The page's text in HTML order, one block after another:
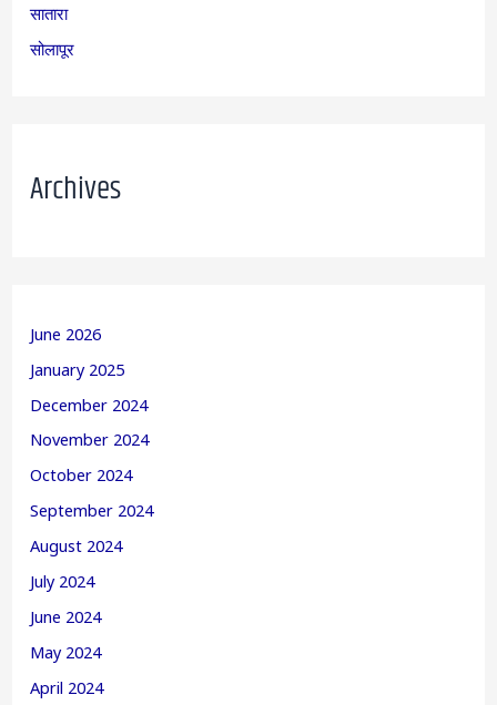
सातारा
सोलापूर
Archives
June 2026
January 2025
December 2024
November 2024
October 2024
September 2024
August 2024
July 2024
June 2024
May 2024
April 2024